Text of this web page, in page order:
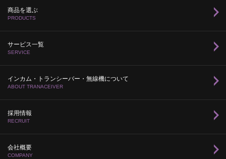
商品を選ぶ
PRODUCTS
サービス一覧
SERVICE
インカム・トランシーバー・無線機について
ABOUT TRANACEIVER
採用情報
RECRUIT
会社概要
COMPANY